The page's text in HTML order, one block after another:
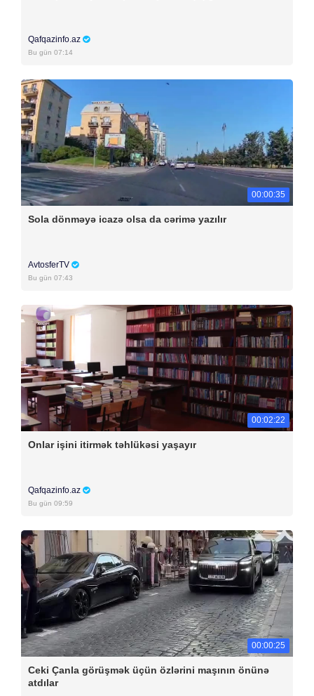
Qafqazinfo.az
Bu gün 07:14
00:00:35
Sola dönməyə icazə olsa da cərimə yazılır
AvtosferTV
Bu gün 07:43
00:02:22
Onlar işini itirmək təhlükəsi yaşayır
Qafqazinfo.az
Bu gün 09:59
00:00:25
Ceki Çanla görüşmək üçün özlərini maşının önünə
atdılar